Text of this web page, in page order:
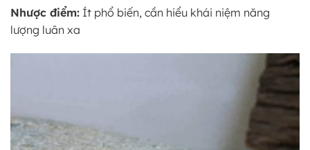
Nhược điểm: Ít phổ biến, cần hiểu khái niệm năng
lượng luân xa